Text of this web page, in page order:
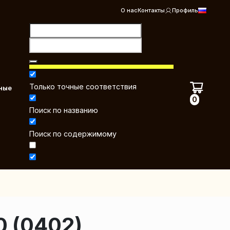
О насКонтакты Профиль
Только точные соответствия
Поиск по названию
Поиск по содержимому
0